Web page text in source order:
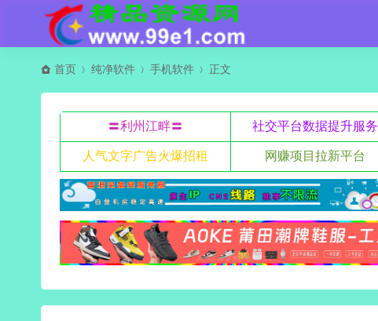
首页 纯净软件 手机软件 正文
〓利州江畔〓 社交平台数据提升服务
人气文字广告火爆招租 网赚项目拉新平台